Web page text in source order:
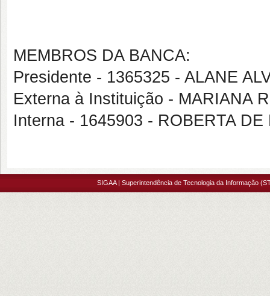
MEMBROS DA BANCA:
Presidente - 1365325 - ALANE
Externa à Instituição - MARIANA
Interna - 1645903 - ROBERTA
SIGAA | Superintendência de Tecnologia da Informação